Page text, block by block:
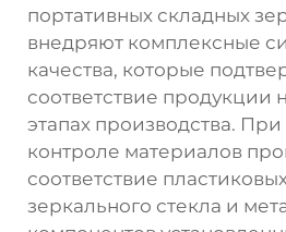
портативных складных
внедряют комплексные
качества, которые
соответствие продукции
этапах производства.
контроле материалов
соответствие
зеркального стекла и